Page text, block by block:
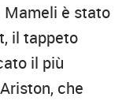
Mameli è stato
il tappeto
il più
che